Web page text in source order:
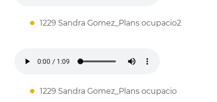
1229 Sandra Gomez_Plans ocupacio2
1229 Sandra Gomez_Plans ocupacio